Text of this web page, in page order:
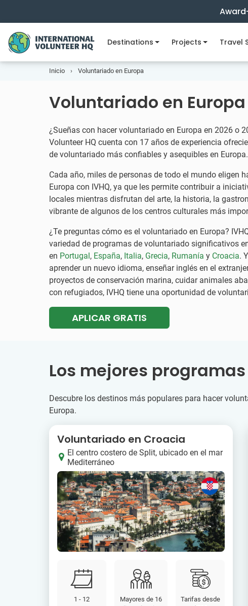
Destinations Projects Travel
Inicio Voluntariado en Europa
Voluntariado en Europa
¿Sueñas con hacer voluntariado en Europa en 2026 o
Volunteer HQ cuenta con 17 años de experiencia
de voluntariado más confiables y asequibles en Europa.
Cada año, miles de personas de todo el mundo eligen
Europa con IVHQ, ya que les permite contribuir a
locales mientras disfrutan del arte, la historia, la
vibrante de algunos de los centros culturales más
¿Te preguntas cómo es el voluntariado en Europa?
variedad de programas de voluntariado significativos
en Portugal, España, Italia, Grecia, Rumanía y Croacia.
aprender un nuevo idioma, enseñar inglés en el
proyectos de conservación marina, cuidar animales
con refugiados, IVHQ tiene una oportunidad de
APLICAR GRATIS
Los mejores
Descubre los destinos más populares para hacer
Europa.
Voluntariado en Croacia
El centro costero de Split, ubicado en el mar
Mediterráneo
1 - 12
Mayores de 16
Tarifas desde